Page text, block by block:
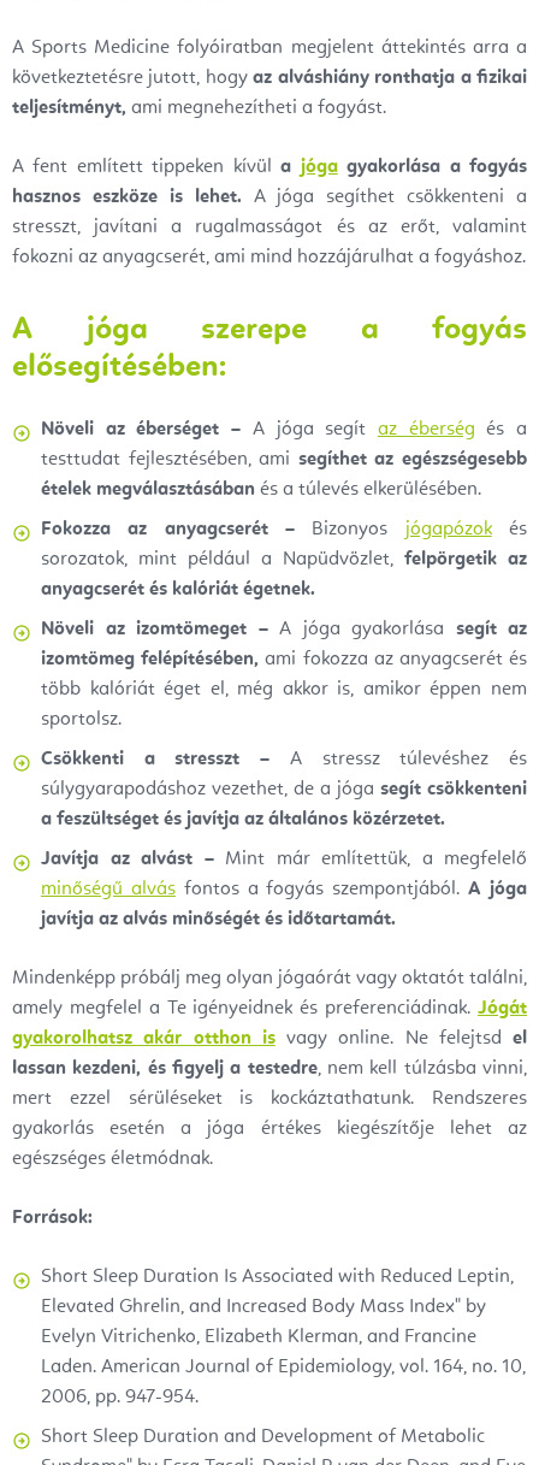
A Sports Medicine folyóiratban megjelent áttekintés arra a
következtetésre jutott, hogyaz alváshiány ronthatja a fizikai
teljesítményt, ami megnehezítheti a fogyást.
A fent említett tippeken kívüla jógagyakorlása a fogyás
hasznos eszköze is lehet. A jóga segíthet csökkenteni a
stresszt, javítani a rugalmasságot és az erőt, valamint
fokozni az anyagcserét, ami mind hozzájárulhat a fogyáshoz.
A jóga szerepe a fogyás
elősegítésében:
Növeli az éberséget – A jóga segít az éberség és a
testtudat fejlesztésében, ami segíthet az egészségesebb
ételek megválasztásában és a túlevés elkerülésében.
Fokozza az anyagcserét – Bizonyos jógapózokés
sorozatok, mint például a Napüdvözlet, felpörgetik az
anyagcserét és kalóriát égetnek.
Növeli az izomtömeget –A jóga gyakorlása segít az
izomtömeg felépítésében, ami fokozza az anyagcserét és
több kalóriát éget el, még akkor is, amikor éppen nem
sportolsz.
Csökkenti a stresszt – A stressz túlevéshez és
súlygyarapodáshoz vezethet, de a jóga segít csökkenteni
a feszültséget és javítja az általános közérzetet.
Javítja az alvást –Mint már említettük, a megfelelő
minőségű alvásfontos a fogyás szempontjából.A jóga
javítja az alvás minőségét és időtartamát.
Mindenképp próbálj meg olyan jógaórát vagy oktatót találni,
amely megfelel a Te igényeidnek és preferenciádinak. Jógát
gyakorolhatsz akár otthon isvagy online. Ne felejtsd el
lassan kezdeni, és figyelj a testedre, nem kell túlzásba vinni,
mert ezzel sérüléseket is kockáztathatunk. Rendszeres
gyakorlás esetén a jóga értékes kiegészítője lehet az
egészséges életmódnak.
Források:
Short Sleep Duration Is Associated with Reduced Leptin,
Elevated Ghrelin, and Increased Body Mass Index" by
Evelyn Vitrichenko, Elizabeth Klerman, and Francine
Laden. American Journal of Epidemiology, vol. 164, no. 10,
2006, pp. 947-954.
Short Sleep Duration and Development of Metabolic